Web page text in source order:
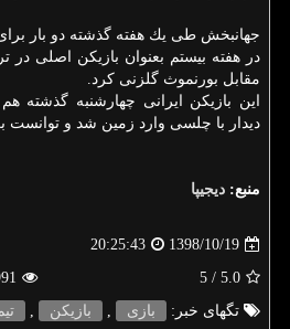
جهانبخش طی یك هفته گذشته دو بار
در هفته بیستم بعنوان بازیكن اصلی در
مقابل بورنموث گلزنی كرد.
این بازیكن ایرانی چهارشنبه گذشته
دیدار با چلسی وارد زمین شد و توانست
منبع: دیجیپا
1398/10/19
20:25:43
5.0
/ 5
تگهای خبر:
بازی , بازیكن ,